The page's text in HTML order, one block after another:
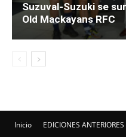
Suzuval-Suzuki se
Old Mackayans RFC
Inicio EDICIONES ANTERIORES